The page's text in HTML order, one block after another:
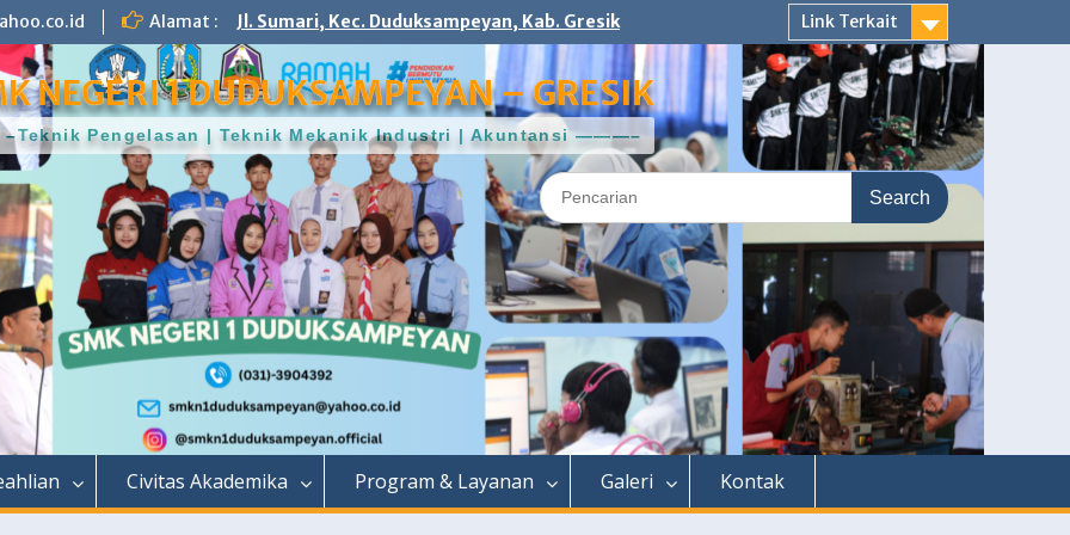
Alamat : Jl. Sumari, Kec. Duduksampeyan, Kab. Gresik Link Terkait
NEGERI 1 DUDUKSAMPEYAN – GRESIK
Pengelasan | Teknik Mekanik Industri | Akuntansi ———–
Search
for:
Civitas Akademika Program & Layanan Galeri Kontak